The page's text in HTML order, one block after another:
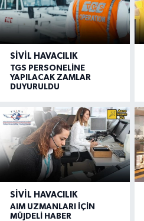
SIVIL HAVACILIK
TGS PERSONELİNE
YAPILACAK ZAMLAR
DUYURULDU
SIVIL HAVACILIK
AIM UZMANLARI İÇİN
MÜJDELİ HABER